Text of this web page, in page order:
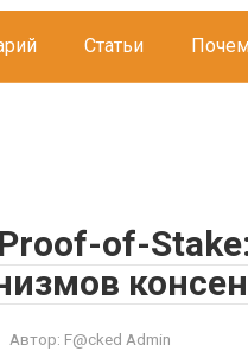
Статьи
of-
Автор: F@cked Admin